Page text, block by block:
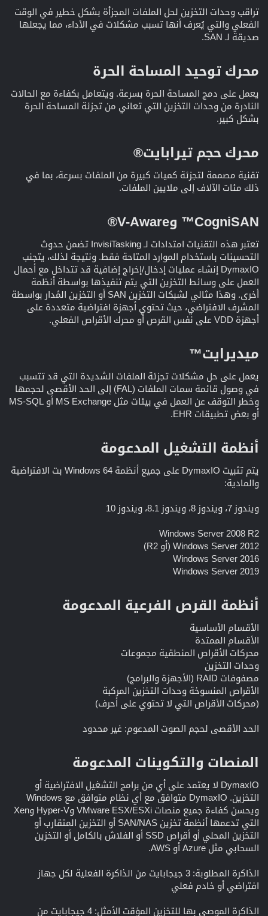
تراقب وحدات التخزين لحل الملفات المجزأة بشكل خطير في الوقت
الفعلي والتي يُعرف أنها تسبب مشكلات في الأداء، مما يجعلها
صديقة لـ SAN.
محرك توحيد المساحة الحرة​
يعمل على دمج المساحة الحرة بسرعة. ويتعامل بكفاءة مع الحالات
النادرة من وحدات التخزين التي تعاني من تجزئة المساحة الحرة
بشكل كبير.
محرك حجم تيرابايت®​
تقنية مصممة لتجزئة كميات كبيرة من الملفات بسرعة، بما في
ذلك مئات الآلاف إلى ملايين الملفات.
CogniSAN™ وV-Aware®​
تعتبر هذه التقنيات امتدادات لـ InvisiTasking تضمن حدوث
التحسينات باستخدام الموارد المتاحة فقط. ونتيجة لذلك، يتجنب
DymaxIO إنشاء عمليات إدخال/إخراج إضافية قد تتداخل مع أحمال
العمل على وسائط التخزين التي يتم تنفيذها بواسطة أنظمة
أخرى. وهذا مثالي لشبكات التخزين SAN أو التخزين المُدار بواسطة
المشرف الافتراضي، حيث تحتوي أجهزة افتراضية متعددة على
أجهزة VDD على نفس القرص أو محرك الأقراص الفعلي.
ميديرايت™​
يعمل على حل مشكلات تجزئة الملفات الشديدة التي قد تتسبب
في وصول قائمة سمات الملفات (FAL) إلى الحد الأقصى لحجمها
وخطر التوقف عن العمل في بيئات مثل MS Exchange أو MS-SQL
أو بعض تطبيقات EHR.
أنظمة التشغيل المدعومة​
يتم تثبيت DymaxIO على جميع أنظمة Windows 64 بت الافتراضية
والمادية:
ويندوز 7، ويندوز 8، ويندوز 8.1، ويندوز 10
Windows Server 2008 R2
Windows Server 2012 (أو R2)
Windows Server 2016
Windows Server 2019
أنظمة القرص الفرعية المدعومة​
الأقسام الأساسية
الأقسام الممتدة
محركات الأقراص المنطقية مجموعات
وحدات التخزين
مصفوفات RAID (الأجهزة والبرامج)
الأقراص المنسوخة وحدات التخزين المركبة
(محركات الأقراص التي لا تحتوي على أحرف)
الحد الأقصى لحجم الصوت المدعوم: غير محدود
المنصات والتكوينات المدعومة​
DymaxIO لا يعتمد على أي من برامج التشغيل الافتراضية أو
التخزين. DymaxIO متوافق مع أي نظام متوافق مع Windows
ويحسن كفاءة جميع منصات VMware ESX/ESXi وHyper-V وXen
التي تدعمها أنظمة تخزين SAN/NAS أو التخزين المتقارب أو
التخزين المحلي أو أقراص SSD أو الفلاش بالكامل أو التخزين
السحابي مثل Azure أو AWS.
الذاكرة المطلوبة: 3 جيجابايت من الذاكرة الفعلية لكل جهاز
افتراضي أو خادم فعلي
الذاكرة الموصى بها للتخزين المؤقت الأمثل: 4 جيجابايت من